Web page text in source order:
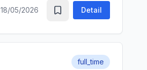
18/05/2026 Detail
full_time